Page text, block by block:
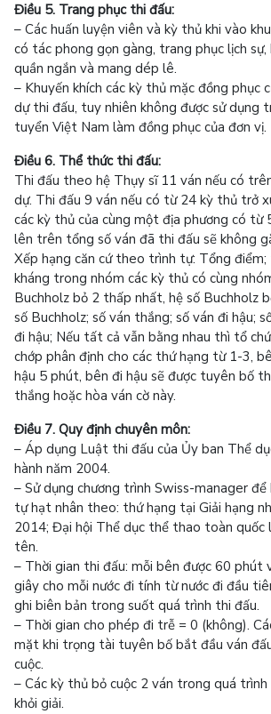
Điều 5. Trang phục thi đấu:
– Các huấn luyện viên và kỳ thủ khi vào
có tác phong gọn gàng, trang phục lịch sự,
quần ngắn và mang dép lê.
– Khuyến khích các kỳ thủ mặc đồng phục
dự thi đấu, tuy nhiên không được sử dụng
tuyển Việt Nam làm đồng phục của đơn vị.
Điều 6. Thể thức thi đấu:
Thi đấu theo hệ Thụy sĩ 11 ván nếu có
dự. Thi đấu 9 ván nếu có từ 24 kỳ thủ trở
các kỳ thủ của cùng một địa phương có từ
lên trên tổng số ván đã thi đấu sẽ không
Xếp hạng căn cứ theo trình tự: Tổng
kháng trong nhóm các kỳ thủ có cùng
Buchholz bỏ 2 thấp nhất, hệ số Buchholz
số Buchholz; số ván thắng; số ván đi hậu;
đi hậu; Nếu tất cả vẫn bằng nhau thì tổ
chớp phân định cho các thứ hạng từ 1-3,
hậu 5 phút, bên đi hậu sẽ được tuyên bố
thắng hoặc hòa ván cờ này.
Điều 7. Quy định chuyên môn:
– Áp dụng Luật thi đấu của Ủy ban Thể
hành năm 2004.
– Sử dụng chương trình Swiss-manager
tự hạt nhân theo: thứ hạng tại Giải hạng
2014; Đại hội Thể dục thể thao toàn quốc
tên.
– Thời gian thi đấu: mỗi bên được 60 phút
giây cho mỗi nước đi tính từ nước đi đầu
ghi biên bản trong suốt quá trình thi đấu.
– Thời gian cho phép đi trễ = 0 (không).
mặt khi trọng tài tuyên bố bắt đầu ván
cuộc.
– Các kỳ thủ bỏ cuộc 2 ván trong quá
khỏi giải.